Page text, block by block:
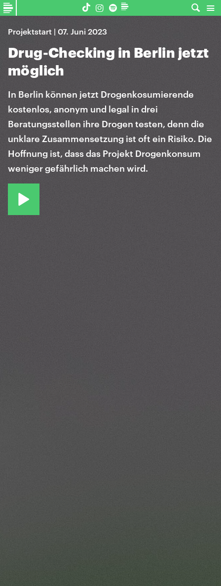
Projektstart | 07. Juni 2023
Drug-Checking in Berlin jetzt
möglich
In Berlin können jetzt Drogenkosumierende
kostenlos, anonym und legal in drei
Beratungsstellen ihre Drogen testen, denn die
unklare Zusammensetzung ist oft ein Risiko. Die
Hoffnung ist, dass das Projekt Drogenkonsum
weniger gefährlich machen wird.